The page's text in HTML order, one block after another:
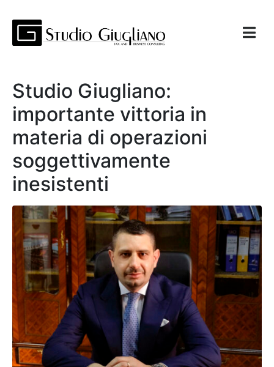
Studio Giugliano:
importante vittoria in
materia di operazioni
soggettivamente
inesistenti